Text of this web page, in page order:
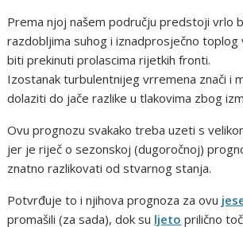
Prema njoj našem području predstoji vrlo
razdobljima suhog i iznadprosječno toplog
biti prekinuti prolascima rijetkih fronti.
Izostanak turbulentnijeg vrremena znači i
dolaziti do jače razlike u tlakovima zbog
Ovu prognozu svakako treba uzeti s
jer je riječ o sezonskoj (dugoročnoj)
znatno razlikovati od stvarnog stanja.
Potvrđuje to i njihova prognoza za ovu
promašili (za sada), dok su ljeto prilično